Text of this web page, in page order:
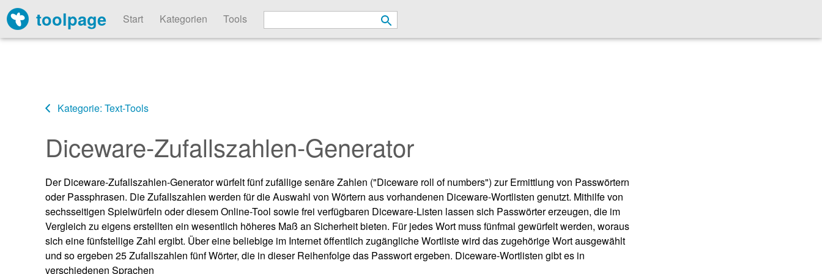
toolpage Start Kategorien Tools
Kategorie: Text-Tools
Diceware-Zufallszahlen-Generator
Der Diceware-Zufallszahlen-Generator würfelt fünf zufällige senäre Zahlen ("Diceware roll of numbers") zur Ermittlung von Passwörtern
oder Passphrasen. Die Zufallszahlen werden für die Auswahl von Wörtern aus vorhandenen Diceware-Wortlisten genutzt. Mithilfe von
sechsseitigen Spielwürfeln oder diesem Online-Tool sowie frei verfügbaren Diceware-Listen lassen sich Passwörter erzeugen, die im
Vergleich zu eigens erstellten ein wesentlich höheres Maß an Sicherheit bieten. Für jedes Wort muss fünfmal gewürfelt werden, woraus
sich eine fünfstellige Zahl ergibt. Über eine beliebige im Internet öffentlich zugängliche Wortliste wird das zugehörige Wort ausgewählt
und so ergeben 25 Zufallszahlen fünf Wörter, die in dieser Reihenfolge das Passwort ergeben. Diceware-Wortlisten gibt es in
verschiedenen Sprachen